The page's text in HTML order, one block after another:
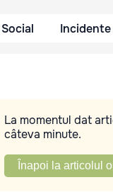
Social Incidente
La momentul dat
câteva minute.
Înapoi la articolul